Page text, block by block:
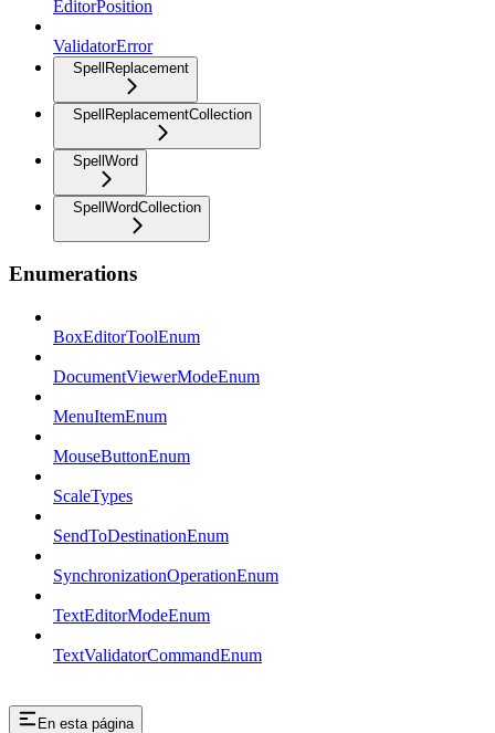
EditorPosition
ValidatorError
SpellReplacement
SpellReplacementCollection
SpellWord
SpellWordCollection
Enumerations
BoxEditorToolEnum
DocumentViewerModeEnum
MenuItemEnum
MouseButtonEnum
ScaleTypes
SendToDestinationEnum
SynchronizationOperationEnum
TextEditorModeEnum
TextValidatorCommandEnum
En esta página